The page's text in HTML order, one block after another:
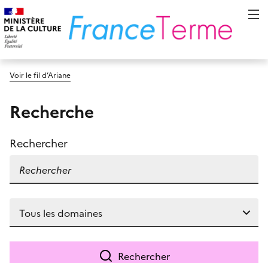
Voir le fil d’Ariane
Recherche
Rechercher
Rechercher